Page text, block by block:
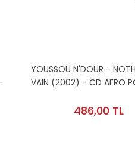
YOUSSOU N'DOUR -
VAIN (2002) - CD AFRO
486,00 TL